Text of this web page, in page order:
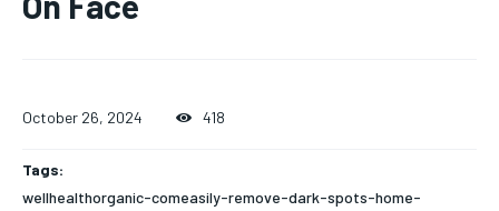
October 26, 2024 418
Tags:
wellhealthorganic-comeasily-remove-dark-spots-home-